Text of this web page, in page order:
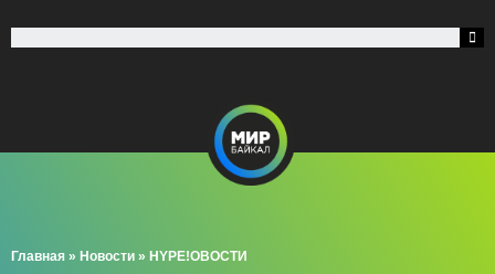
Главная » Новости » HYPE!ОВОСТИ